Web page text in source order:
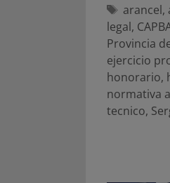
arancel,
legal,
Provincia
ejercicio
honorario,
normativa
tecnico,